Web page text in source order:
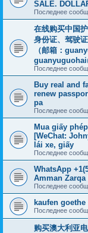
SALE.
Последнее
在线购买中国
身份证、驾驶
（邮箱：
Последнее
Buy real and
renew
pa
Последнее
Mua giấy
[WeChat:
lái xe, giấy
Последнее
WhatsApp
Amman Zarqa
Последнее
kaufen goethe
Последнее
购买澳大利亚